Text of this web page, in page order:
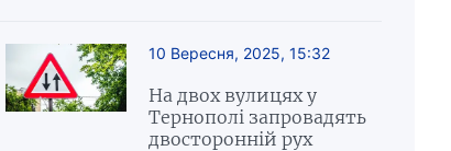
10 Вересня, 2025, 15:32
На двох вулицях у
Тернополі запровадять
двосторонній рух